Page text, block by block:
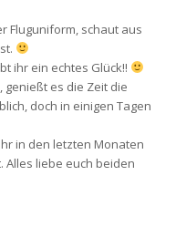
Fluguniform, schaut aus
ihr ein echtes Glück!!
genießt es die Zeit die
doch in einigen Tagen
in den letzten Monaten
Alles liebe euch beiden